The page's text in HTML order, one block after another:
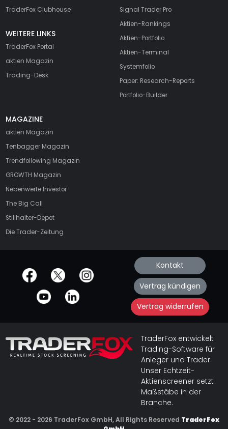
TraderFox Clubhouse
WEITERE LINKS
TraderFox Portal
aktien Magazin
Trading-Desk
Signal Trader Pro
Aktien-Rankings
Aktien-Portfolio
Aktien-Terminal
Systemfolio
Paper: Research-Reports
Portfolio-Builder
MAGAZINE
aktien Magazin
Tenbagger Magazin
Trendfollowing Magazin
GROWTH Magazin
Nebenwerte Investor
The Big Call
Stillhalter-Depot
Die Trader-Zeitung
offizielle Social Media-Accounts Kontakt
Vertrag kündigen
Vertrag widerrufen
TraderFox entwickelt
Trading-Software für
Anleger und Trader.
Unser Echtzeit-
Aktienscreener setzt
Maßstäbe in der
Branche.
© 2022 - 2026 TraderFox GmbH, All Rights Reserved TraderFox